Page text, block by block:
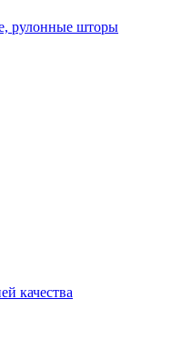
рулонные шторы
качества